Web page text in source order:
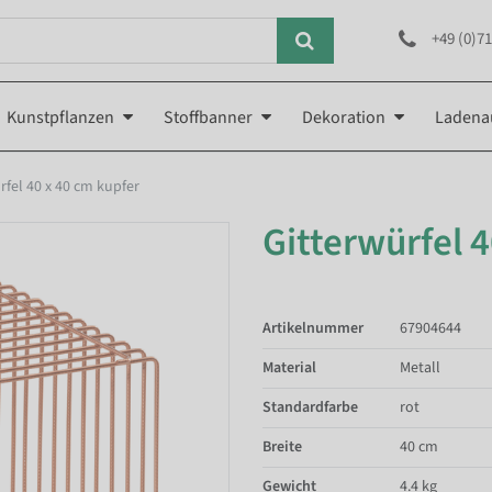
+49
Kunstpflanzen Stoffbanner Dekoration
40 x 40 cm kupfer
Gitterwürfel
Artikelnummer
67904644
Material
Metall
Standardfarbe
rot
Breite
40 cm
Gewicht
4.4 kg